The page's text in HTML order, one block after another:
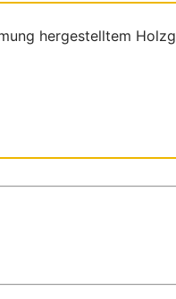
hergestelltem